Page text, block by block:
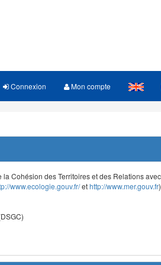
Connexion Mon compte
Cohésion des Territoires et des Relations
www.ecologie.gouv.fr/ethttp://www.mer.gouv.fr